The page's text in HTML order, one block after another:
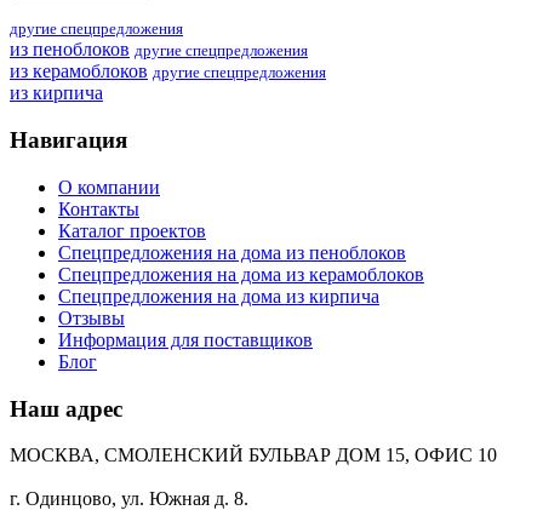
другие спецпредложения
из пеноблоков другие спецпредложения
из керамоблоков другие спецпредложения
из кирпича
Навигация
О компании
Контакты
Каталог проектов
Спецпредложения на дома из пеноблоков
Спецпредложения на дома из керамоблоков
Спецпредложения на дома из кирпича
Отзывы
Информация для поставщиков
Блог
Наш адрес
МОСКВА, СМОЛЕНСКИЙ БУЛЬВАР ДОМ 15, ОФИС 10
г. Одинцово, ул. Южная д. 8.